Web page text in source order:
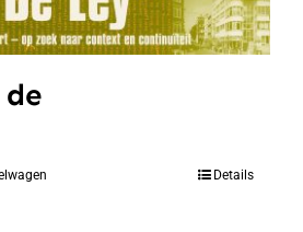
Details